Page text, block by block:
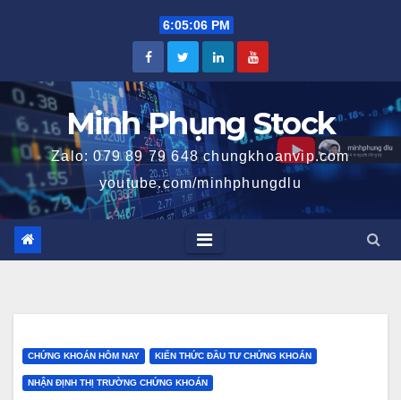
6:05:07 PM
Minh Phụng Stock
Zalo: 079 89 79 648 chungkhoanvip.com
youtube.com/minhphungdlu
CHỨNG KHOÁN HÔM NAY KIẾN THỨC ĐẦU TƯ CHỨNG KHOÁN
NHẬN ĐỊNH THỊ TRƯỜNG CHỨNG KHOÁN